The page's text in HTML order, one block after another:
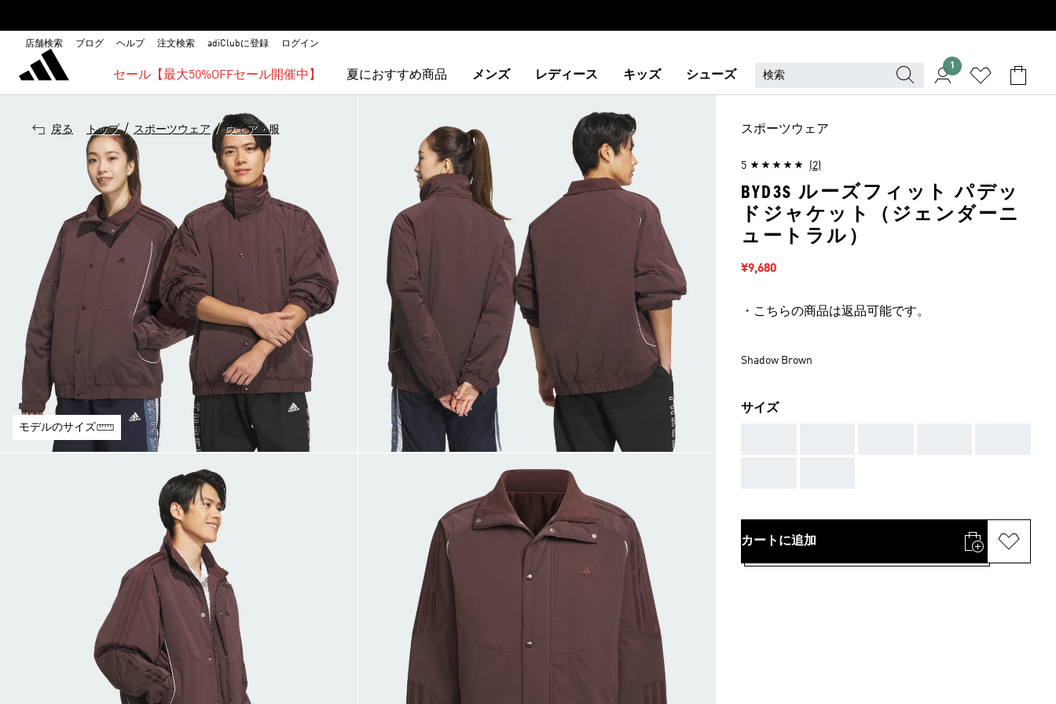
店舗検索 ブログ ヘルプ 注文検索 adiClubに登録 ログイン
セール【最大50%OFFセール開催中】 夏におすすめ商品 メンズ レディース キッズ シューズ
1
戻る トップ / スポーツウェア / ウェア・服
モデルのサイズ
スポーツウェア
5 (2)
BYD3S ルーズフィット パデッ
ドジャケット（ジェンダーニ
ュートラル）
セール価格
¥9,680
・こちらの商品は返品可能です。
Shadow Brown
サイズ
カートに追加